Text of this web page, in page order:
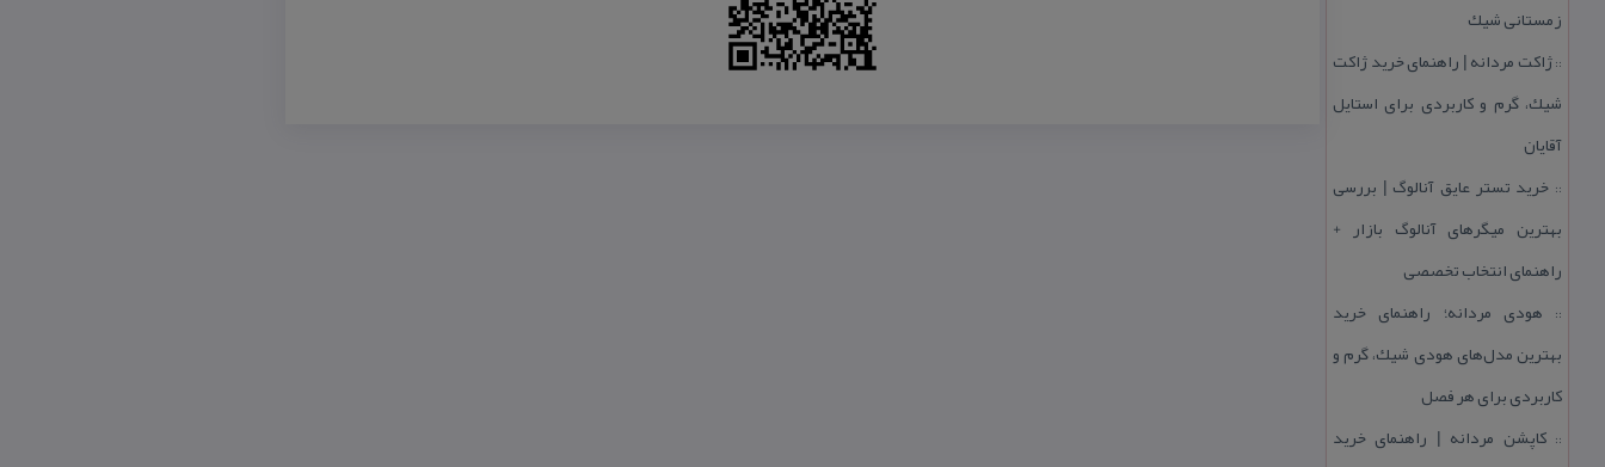
زمستانی شیك
::ژاكت مردانه | راهنمای خرید ژاكت
شیك، گرم و كاربردی برای استایل
آقایان
:: خرید تستر عایق آنالوگ | بررسی
بهترین میگرهای آنالوگ بازار +
راهنمای انتخاب تخصصی
:: هودی مردانه؛ راهنمای خرید
بهترین مدل‌های هودی شیك، گرم و
كاربردی برای هر فصل
::كاپشن مردانه | راهنمای خرید